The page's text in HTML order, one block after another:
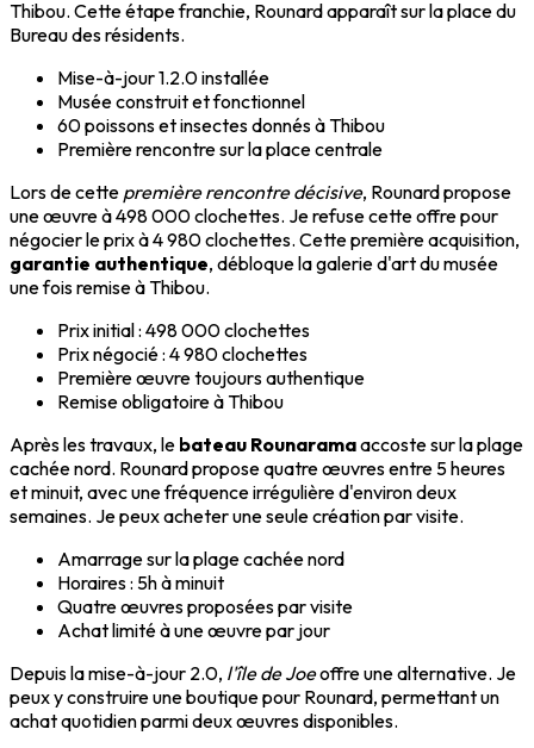
Thibou. Cette étape franchie, Rounard apparaît sur la place du
Bureau des résidents.
Mise-à-jour 1.2.0 installée
Musée construit et fonctionnel
60 poissons et insectes donnés à Thibou
Première rencontre sur la place centrale
Lors de cette première rencontre décisive, Rounard propose
une œuvre à 498 000 clochettes. Je refuse cette offre pour
négocier le prix à 4 980 clochettes. Cette première acquisition,
garantie authentique, débloque la galerie d'art du musée
une fois remise à Thibou.
Prix initial : 498 000 clochettes
Prix négocié : 4 980 clochettes
Première œuvre toujours authentique
Remise obligatoire à Thibou
Après les travaux, le bateau Rounaramaaccoste sur la plage
cachée nord. Rounard propose quatre œuvres entre 5 heures
et minuit, avec une fréquence irrégulière d'environ deux
semaines. Je peux acheter une seule création par visite.
Amarrage sur la plage cachée nord
Horaires : 5h à minuit
Quatre œuvres proposées par visite
Achat limité à une œuvre par jour
Depuis la mise-à-jour 2.0, l'île de Joeoffre une alternative. Je
peux y construire une boutique pour Rounard, permettant un
achat quotidien parmi deux œuvres disponibles.